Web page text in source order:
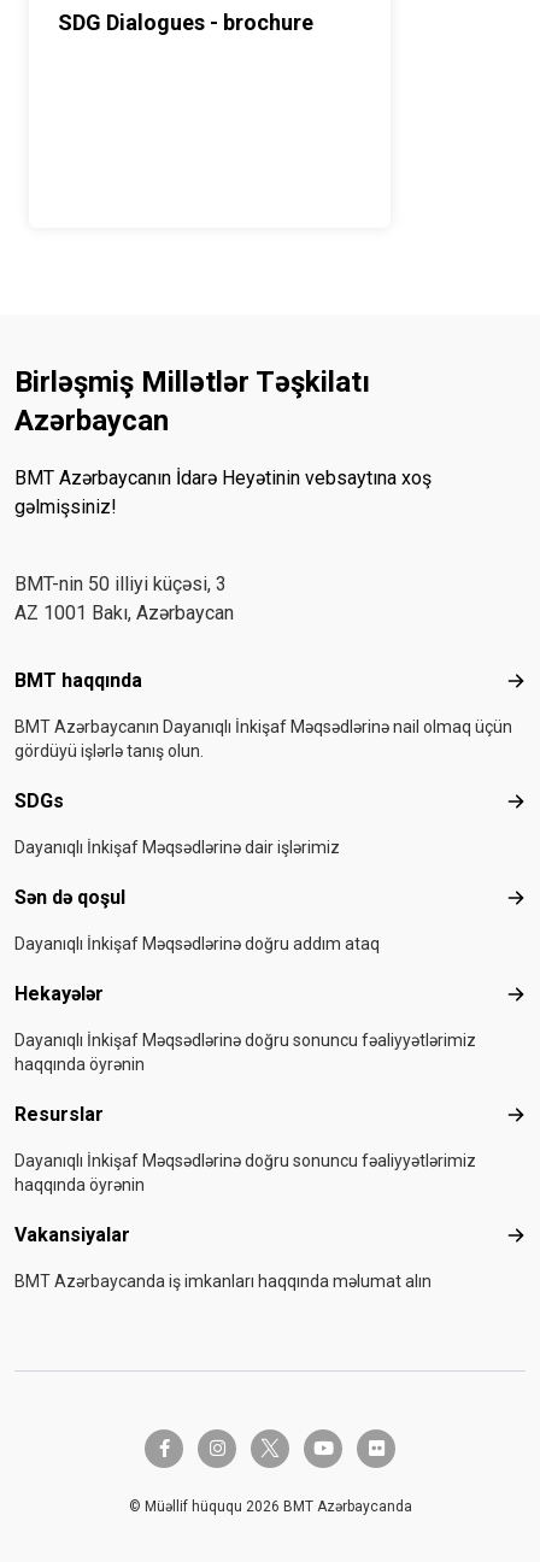
SDG Dialogues - brochure
Birləşmiş Millətlər Təşkilatı
Azərbaycan
BMT Azərbaycanın İdarə Heyətinin vebsaytına xoş
gəlmişsiniz!
BMT-nin 50 illiyi küçəsi, 3
AZ 1001 Bakı, Azərbaycan
Footer menu
BMT haqqında
BMT Azərbaycanın Dayanıqlı İnkişaf Məqsədlərinə nail olmaq üçün
gördüyü işlərlə tanış olun.
SDGs
Dayanıqlı İnkişaf Məqsədlərinə dair işlərimiz
Sən də qoşul
Dayanıqlı İnkişaf Məqsədlərinə doğru addım ataq
Hekayələr
Dayanıqlı İnkişaf Məqsədlərinə doğru sonuncu fəaliyyətlərimiz
haqqında öyrənin
Resurslar
Dayanıqlı İnkişaf Məqsədlərinə doğru sonuncu fəaliyyətlərimiz
haqqında öyrənin
Vakansiyalar
BMT Azərbaycanda iş imkanları haqqında məlumat alın
facebook-finstagramtwitter-x youtube flickr
© Müəllif hüququ 2026 BMT Azərbaycanda